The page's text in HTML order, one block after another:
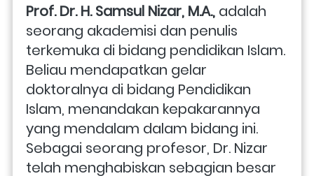
Prof. Dr. H. Samsul Nizar, M.A., adalah
seorang akademisi dan penulis
terkemuka di bidang pendidikan Islam.
Beliau mendapatkan gelar
doktoralnya di bidang Pendidikan
Islam, menandakan kepakarannya
yang mendalam dalam bidang ini.
Sebagai seorang profesor, Dr. Nizar
telah menghabiskan sebagian besar